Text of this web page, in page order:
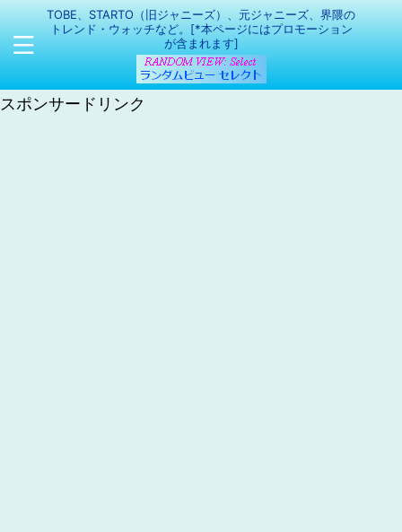
TOBE、STARTO（旧ジャニーズ）、元ジャニーズ、界隈の
トレンド・ウォッチなど。[*本ページにはプロモーション
が含まれます]
スポンサードリンク